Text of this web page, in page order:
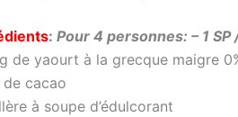
: Pour 4 personnes: – 1 SP
de yaourt à la grecque maigre
cacao
à soupe d’édulcorant